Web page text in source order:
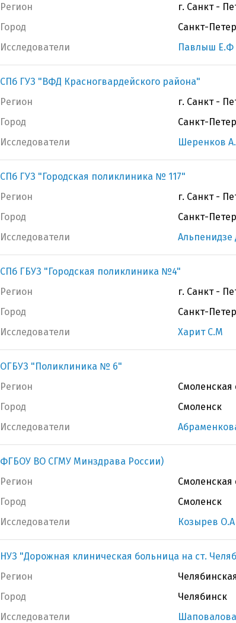
Регион
г. Санкт -
Город
Санкт-
Исследователи
Павлыш Е.Ф
СПб ГУЗ "ВФД Красногвардейского района"
Регион
г. Санкт -
Город
Санкт-
Исследователи
Шеренков
СПб ГУЗ "Городская поликлиника № 117"
Регион
г. Санкт -
Город
Санкт-
Исследователи
Альпенидзе
СПб ГБУЗ "Городская поликлиника №4"
Регион
г. Санкт -
Город
Санкт-
Исследователи
Харит С.М
ОГБУЗ "Поликлиника № 6"
Регион
Смоленская
Город
Смоленск
Исследователи
ФГБОУ ВО СГМУ Минздрава России)
Регион
Смоленская
Город
Смоленск
Исследователи
Козырев О.А
НУЗ "Дорожная клиническая больница на ст.
Регион
Город
Челябинск
Исследователи